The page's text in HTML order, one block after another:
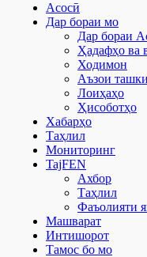
Асосӣ
Дар бораи мо
Дар бораи
Ҳадафҳо ва
Ходимон
Аъзои
Лоиҳаҳо
Ҳисоботҳо
Хабарҳо
Таҳлил
Мониторинг
TajFEN
Ахбор
Таҳлил
Фаъолияти
Машварат
Интишорот
Тамос бо мо